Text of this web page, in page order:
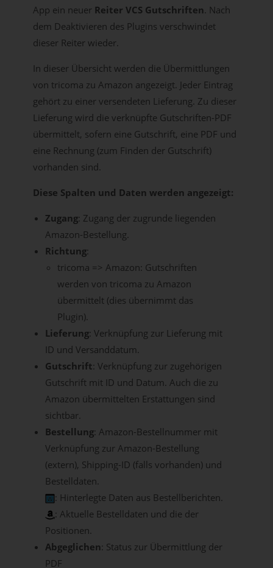
App ein neuer Reiter VCS Gutschriften . Nach
dem Deaktivieren des Plugins verschwindet
dieser Reiter wieder.
In dieser Übersicht werden die Übermittlungen
von tricoma zu Amazon angezeigt. Jeder Eintrag
gehört zu einer versendeten Lieferung. Zu dieser
Lieferung wird die verknüpfte Gutschriften-PDF
übermittelt, sofern eine Gutschrift, eine PDF und
eine Rechnung (zum Finden der Gutschrift)
vorhanden sind.
Diese Spalten und Daten werden angezeigt:
Zugang: Zugang der zugrunde liegenden
Amazon-Bestellung.
Richtung:
tricoma => Amazon: Gutschriften
werden von tricoma zu Amazon
übermittelt (dies übernimmt das
Plugin).
Lieferung: Verknüpfung zur Lieferung mit
ID und Versanddatum.
Gutschrift: Verknüpfung zur zugehörigen
Gutschrift mit ID und Datum. Auch die zu
Amazon übermittelten Erstattungen sind
sichtbar.
Bestellung: Amazon-Bestellnummer mit
Verknüpfung zur Amazon-Bestellung
(extern), Shipping-ID (falls vorhanden) und
Bestelldaten.
: Hinterlegte Daten aus Bestellberichten.
: Aktuelle Bestelldaten und die der
Positionen.
Abgeglichen: Status zur Übermittlung der
PDF